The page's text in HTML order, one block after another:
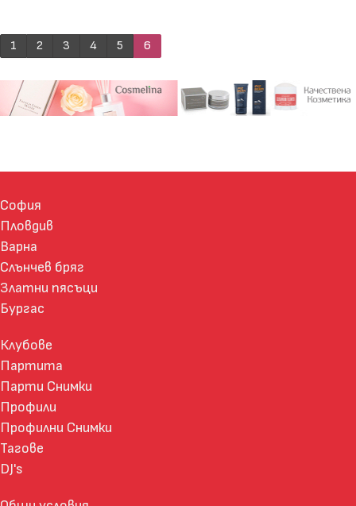
1 2 3 4 5 6
София
Пловдив
Варна
Слънчев бряг
Златни пясъци
Бургас
Клубове
Партита
Парти Снимки
Профили
Профилни Снимки
Тагове
DJ's